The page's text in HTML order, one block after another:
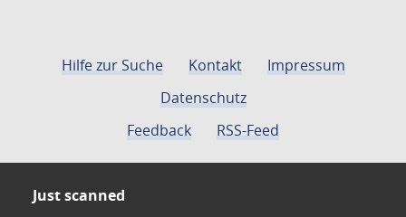
Hilfe zur Suche Kontakt
Impressum
Datenschutz
Feedback
RSS-Feed
Just scanned